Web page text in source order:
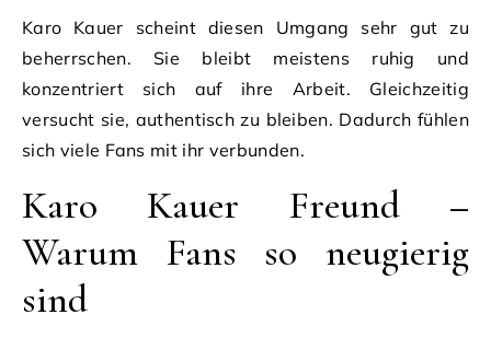
Karo Kauer scheint diesen Umgang sehr gut zu
beherrschen. Sie bleibt meistens ruhig und
konzentriert sich auf ihre Arbeit. Gleichzeitig
versucht sie, authentisch zu bleiben. Dadurch fühlen
sich viele Fans mit ihr verbunden.
Karo Kauer Freund –
Warum Fans so neugierig
sind